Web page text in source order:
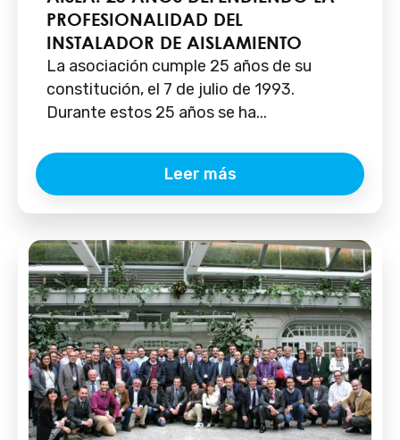
PROFESIONALIDAD DEL
INSTALADOR DE AISLAMIENTO
La asociación cumple 25 años de su
constitución, el 7 de julio de 1993.
Durante estos 25 años se ha...
Leer más